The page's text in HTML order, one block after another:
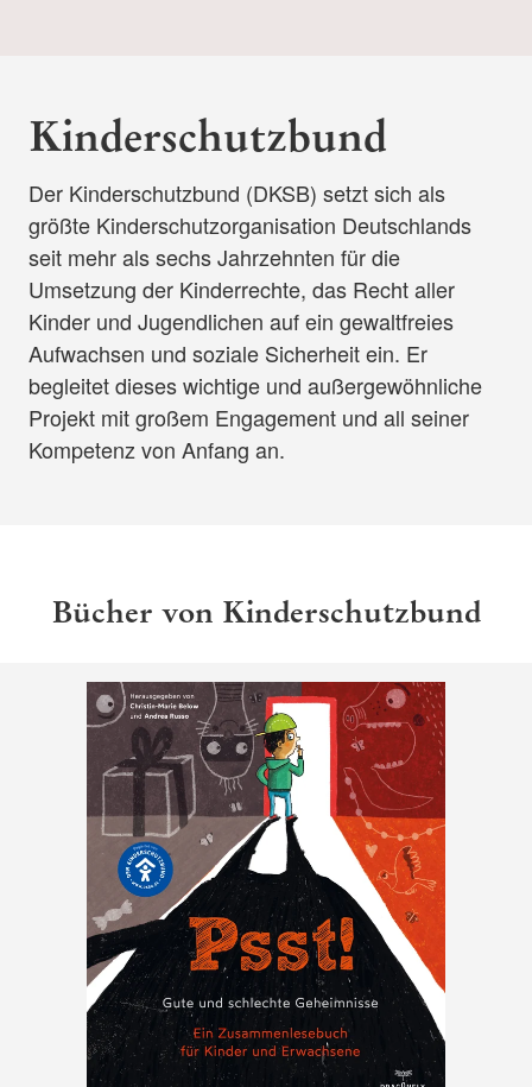
Kinderschutzbund
Der Kinderschutzbund (DKSB) setzt sich als
größte Kinderschutzorganisation Deutschlands
seit mehr als sechs Jahrzehnten für die
Umsetzung der Kinderrechte, das Recht aller
Kinder und Jugendlichen auf ein gewaltfreies
Aufwachsen und soziale Sicherheit ein. Er
begleitet dieses wichtige und außergewöhnliche
Projekt mit großem Engagement und all seiner
Kompetenz von Anfang an.
Bücher von Kinderschutzbund